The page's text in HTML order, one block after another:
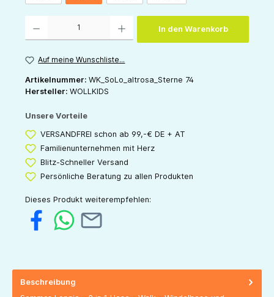
In den Warenkorb
Auf meine Wunschliste...
Artikelnummer: WK_SoLo_altrosa_Sterne 74
Hersteller: WOLLKIDS
Unsere Vorteile
VERSANDFREI schon ab 99,-€ DE + AT
Familienunternehmen mit Herz
Blitz-Schneller Versand
Persönliche Beratung zu allen Produkten
Dieses Produkt weiterempfehlen:
Beschreibung